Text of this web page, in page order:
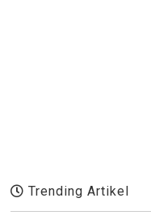
Trending Artikel